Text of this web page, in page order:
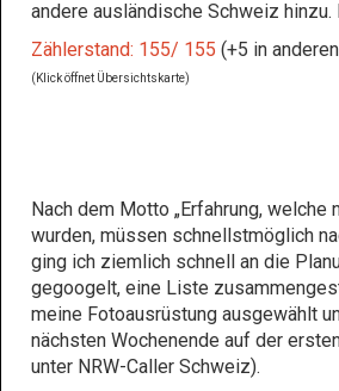
andere ausländische Schweiz hinzu.
Zählerstand: 155/ 155 (+5 in
(Klick öffnet Übersichtskarte)
Nach dem Motto „Erfahrung, welche
wurden, müssen schnellstmöglich
ging ich ziemlich schnell an die
gegoogelt, eine Liste
meine Fotoausrüstung ausgewählt
nächsten Wochenende auf der
unter NRW-Caller Schweiz).